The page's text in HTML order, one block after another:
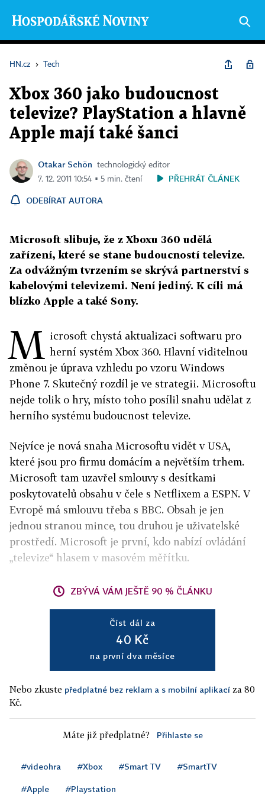
HN.cz › Tech
Xbox 360 jako budoucnost
televize? PlayStation a hlavně
Apple mají také šanci
Otakar Schön
technologický editor
7. 12. 2011 10:54 ▪ 5 min. čtení
PŘEHRÁT ČLÁNEK
ODEBÍRAT AUTORA
Microsoft slibuje, že z Xboxu 360 udělá
zařízení, které se stane budoucností televize.
Za odvážným tvrzením se skrývá partnerství s
kabelovými televizemi. Není jediný. K cíli má
blízko Apple a také Sony.
M icrosoft chystá aktualizaci softwaru pro
herní systém Xbox 360. Hlavní viditelnou
změnou je úprava vzhledu po vzoru Windows
Phone 7. Skutečný rozdíl je ve strategii. Microsoftu
nejde tolik o hry, místo toho posílil snahu udělat z
herního systému budoucnost televize.
Nejvíce je nová snaha Microsoftu vidět v USA,
které jsou pro firmu domácím a největším trhem.
Microsoft tam uzavřel smlouvy s desítkami
poskytovatelů obsahu v čele s Netflixem a ESPN. V
Evropě má smlouvu třeba s BBC. Obsah je jen
jednou stranou mince, tou druhou je uživatelské
prostředí. Microsoft je první, kdo nabízí ovládání
„televize“ hlasem v masovém měřítku.
ZBÝVÁ VÁM JEŠTĚ 90 % ČLÁNKU
Číst dál za
40 Kč
na první dva měsíce
Nebo zkuste předplatné bez reklam a s mobilní aplikací za 80
Kč.
Máte již předplatné? Přihlaste se
#videohra #Xbox #Smart TV #SmartTV
#Apple #Playstation